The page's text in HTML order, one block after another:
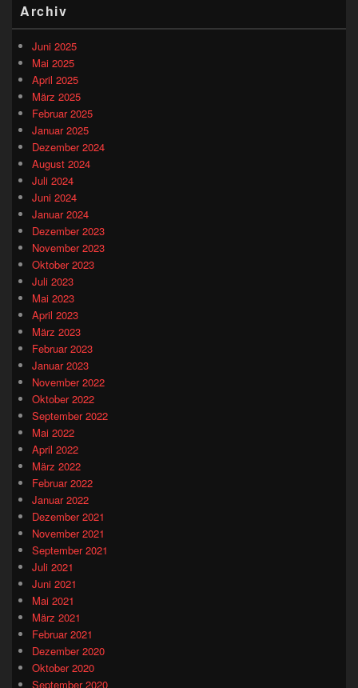
Seitenleisten-
Widgetbereich
Archiv
Juni 2025
Mai 2025
April 2025
März 2025
Februar 2025
Januar 2025
Dezember 2024
August 2024
Juli 2024
Juni 2024
Januar 2024
Dezember 2023
November 2023
Oktober 2023
Juli 2023
Mai 2023
April 2023
März 2023
Februar 2023
Januar 2023
November 2022
Oktober 2022
September 2022
Mai 2022
April 2022
März 2022
Februar 2022
Januar 2022
Dezember 2021
November 2021
September 2021
Juli 2021
Juni 2021
Mai 2021
März 2021
Februar 2021
Dezember 2020
Oktober 2020
September 2020